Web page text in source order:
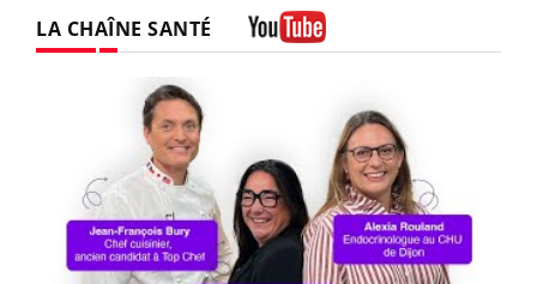
LA CHAÎNE SANTÉ